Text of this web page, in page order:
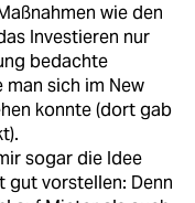
wie den
Investieren nur
bedachte
man sich im New
konnte (dort gab
sogar die Idee
gut vorstellen: Denn